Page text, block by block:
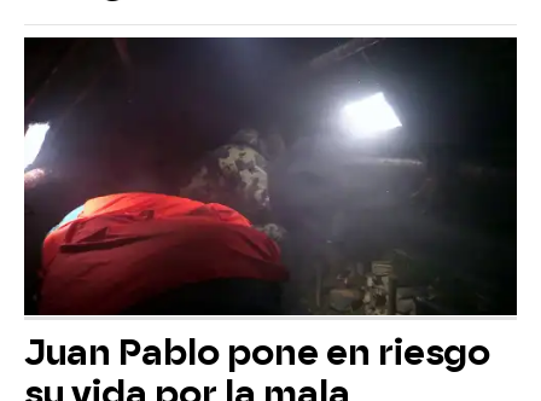
Juan Pablo pone en riesgo